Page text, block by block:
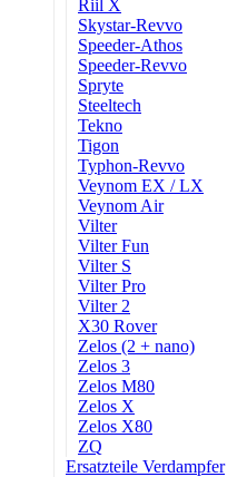
Riil X
Skystar-Revvo
Speeder-Athos
Speeder-Revvo
Spryte
Steeltech
Tekno
Tigon
Typhon-Revvo
Veynom EX / LX
Veynom Air
Vilter
Vilter Fun
Vilter S
Vilter Pro
Vilter 2
X30 Rover
Zelos (2 + nano)
Zelos 3
Zelos M80
Zelos X
Zelos X80
ZQ
Ersatzteile Verdampfer